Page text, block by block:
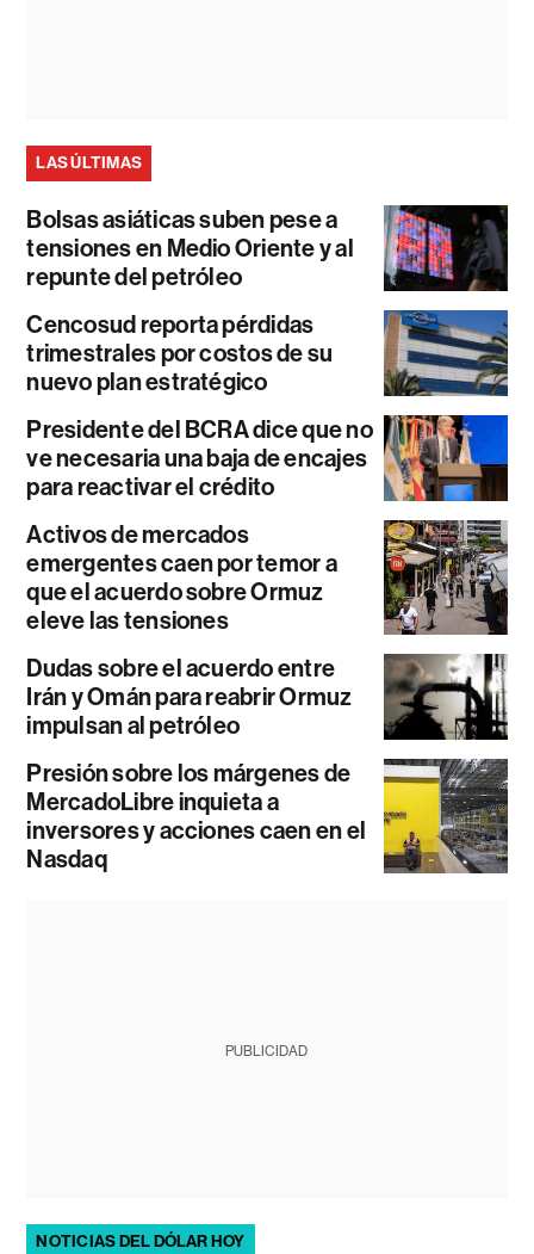
LAS ÚLTIMAS
Bolsas asiáticas suben pese a
tensiones en Medio Oriente y al
repunte del petróleo
Cencosud reporta pérdidas
trimestrales por costos de su
nuevo plan estratégico
Presidente del BCRA dice que no
ve necesaria una baja de encajes
para reactivar el crédito
Activos de mercados
emergentes caen por temor a
que el acuerdo sobre Ormuz
eleve las tensiones
Dudas sobre el acuerdo entre
Irán y Omán para reabrir Ormuz
impulsan al petróleo
Presión sobre los márgenes de
MercadoLibre inquieta a
inversores y acciones caen en el
Nasdaq
PUBLICIDAD
NOTICIAS DEL DÓLAR HOY